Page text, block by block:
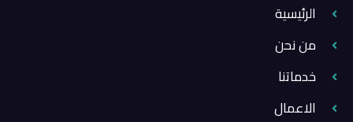
الرئيسية
من نحن
خدماتنا
الاعمال